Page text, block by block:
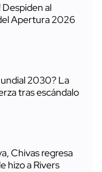
Despiden al
Apertura 2026
2030? La
tras escándalo
Chivas regresa
hizo a Rivers